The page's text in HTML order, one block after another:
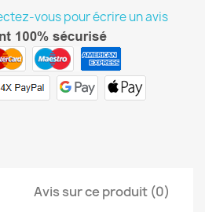
vous pour écrire un avis
Avis sur ce produit (0)